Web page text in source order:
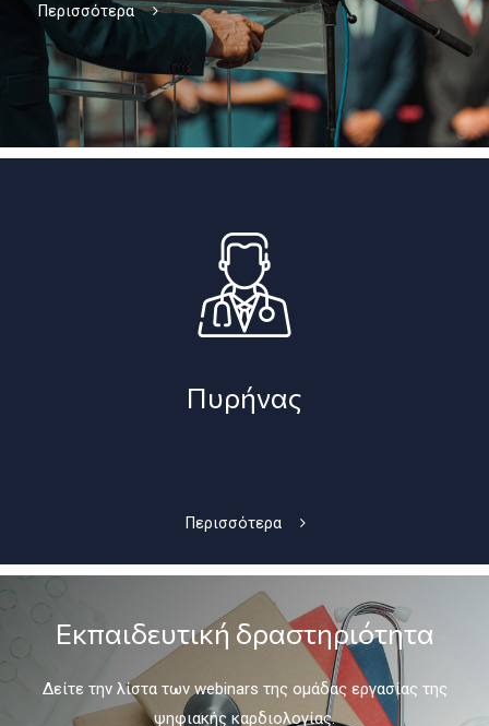
Περισσότερα
Πυρήνας
Περισσότερα
Εκπαιδευτική δραστηριότητα
Δείτε την λίστα των webinars της ομάδας εργασίας της
ψηφιακής καρδιολογίας.